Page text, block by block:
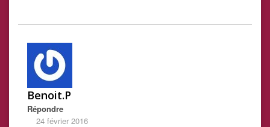
Benoit.P
Répondre
24 février 2016